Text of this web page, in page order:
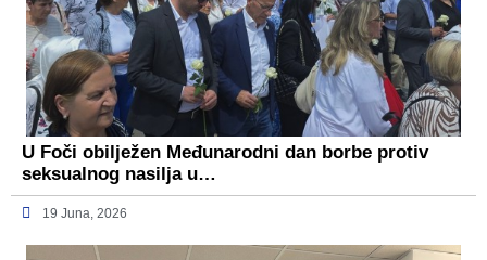
U Foči obilježen Međunarodni dan borbe protiv
seksualnog nasilja u…
19 Juna, 2026